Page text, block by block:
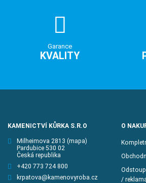
Garance
KVALITY
KAMENICTVÍ KŮRKA S.R.O
Milheimova 2813 (mapa)
Pardubice 530 02
Česká republika
+420 773 724 800
krpatova@kamenovyroba.cz
O
/